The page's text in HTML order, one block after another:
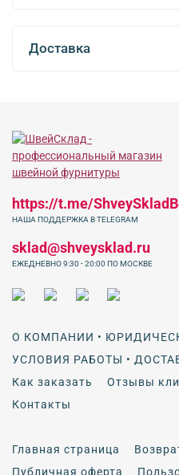
Доставка
О КОМПАНИИ •
УСЛОВИЯ РАБОТЫ •
Как заказать
Отзывы
Контакты
Главная страница
Публичная оферта
https://t.me/
НАША ПОДДЕРЖКА В TELEGRAM
sklad@shveysklad.ru
ЕЖЕДНЕВНО 9:30 - 20:00 ПО МОСКВЕ